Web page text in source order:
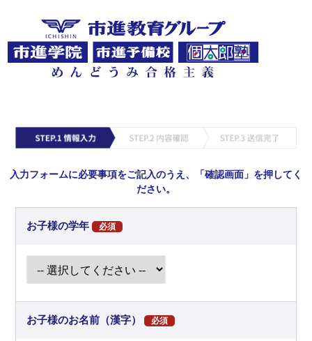
入力フォームに必要事項をご記入のうえ、「確認画面」を押してく
ださい。
お子様の学年 必須
お子様のお名前（漢字） 必須